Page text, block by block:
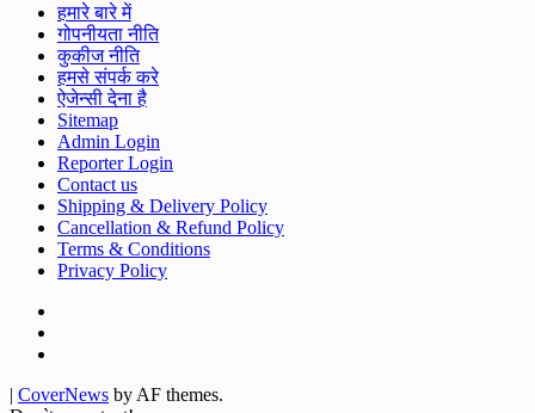
हमारे बारे में
गोपनीयता नीति
कुकीज नीति
हमसे संपर्क करे
ऐजेन्सी देना है
Sitemap
Admin Login
Reporter Login
Contact us
Shipping & Delivery Policy
Cancellation & Refund Policy
Terms & Conditions
Privacy Policy
| CoverNews by AF themes.